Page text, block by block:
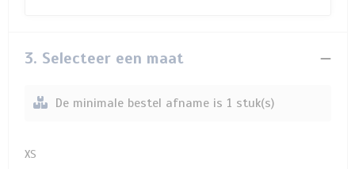
3. Selecteer een maat
De minimale bestel afname is 1 stuk(s)
XS